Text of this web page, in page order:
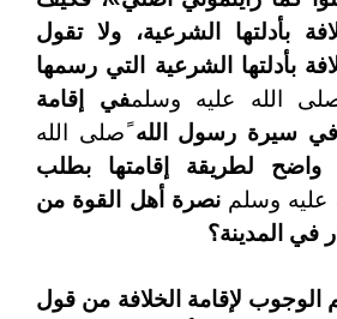
بأدلتها الشرعية، ولا تقول
بأدلتها الشرعية التي رسمها
الله عليه وسلمفي إقامة
في سيرة رسول اللهًصلى الله
واضح لطريقة إقامتها بطلب
عليه وسلمنصرة أهل القوة من
في المدينة؟
الوجوب لإقامة الخلافة من قول